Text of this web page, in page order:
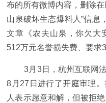
布的所有微博内容，删除
山泉破坏生态爆料人”信息
文章《农夫山泉，你欠大
512万元名誉损失费、要求
3月3日，杭州互联网
8月27日进行了开庭审理
人表示愿意和解，但被拒